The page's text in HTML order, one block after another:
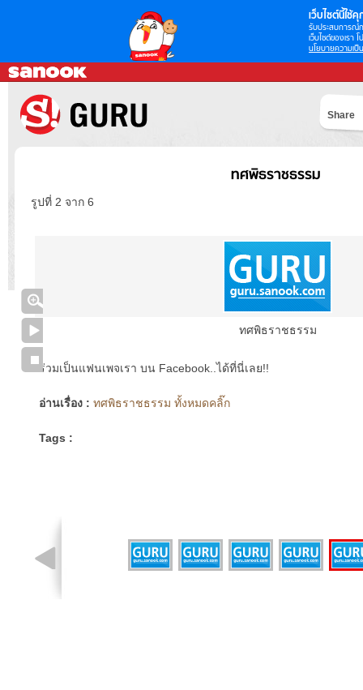
เว็บไซต์นี้ใช้คุ
รับประสบการณ์
เว็บไซต์ของเรา
นโยบายความเป็
Share
ทศพิธราชธรรม
รูปที่ 2 จาก 6
ทศพิธราชธรรม
ร่วมเป็นแฟนเพจเรา บน Facebook..ได้ที่นี่เลย!!
อ่านเรื่อง : ทศพิธราชธรรม ทั้งหมดคลิ๊ก
Tags :